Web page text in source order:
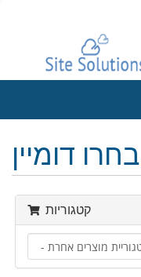
קטגוריות